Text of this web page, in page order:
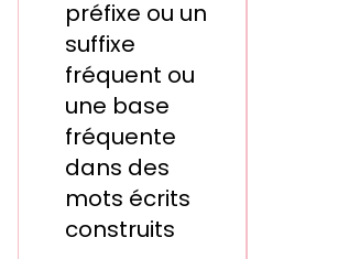
préfixe ou un
suffixe
fréquent ou
une base
fréquente
dans des
mots écrits
construits